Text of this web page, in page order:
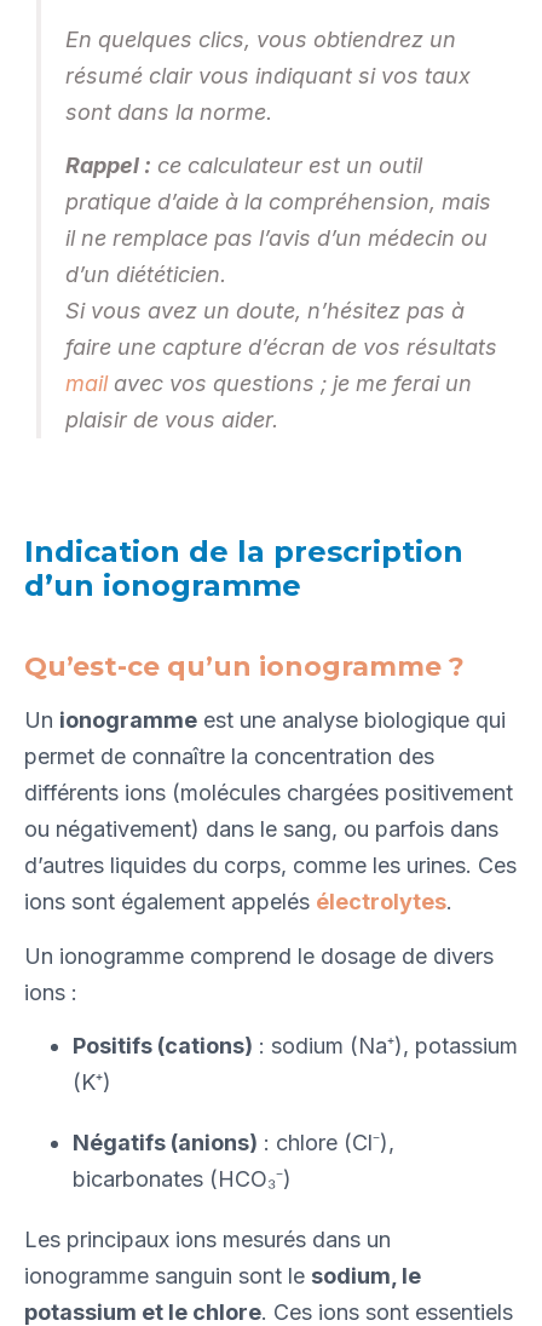
En quelques clics, vous obtiendrez un
résumé clair vous indiquant si vos taux
sont dans la norme.
Rappel : ce calculateur est un outil
pratique d’aide à la compréhension, mais
il ne remplace pas l’avis d’un médecin ou
d’un diététicien.
Si vous avez un doute, n’hésitez pas à
faire une capture d’écran de vos résultats
mailavec vos questions ; je me ferai un
plaisir de vous aider.
Indication de la prescription
d’un ionogramme
Qu’est-ce qu’un ionogramme ?
Un ionogramme est une analyse biologique qui
permet de connaître la concentration des
différents ions (molécules chargées positivement
ou négativement) dans le sang, ou parfois dans
d’autres liquides du corps, comme les urines. Ces
ions sont également appelés électrolytes.
Un ionogramme comprend le dosage de divers
ions :
Positifs (cations) : sodium (Na⁺), potassium
(K⁺)
Négatifs (anions) : chlore (Cl⁻),
bicarbonates (HCO₃⁻)
Les principaux ions mesurés dans un
ionogramme sanguin sont le sodium, le
potassium et le chlore. Ces ions sont essentiels